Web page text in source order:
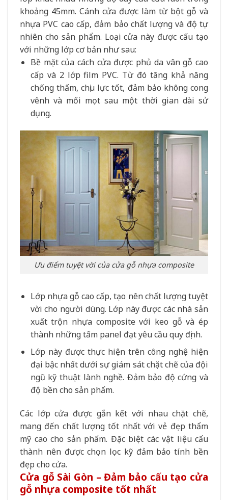
khoảng 45mm. Cánh cửa được làm từ bột gỗ và
nhựa PVC cao cấp, đảm bảo chất lượng và độ tự
nhiên cho sản phẩm. Loại cửa này được cấu tạo
với những lớp cơ bản như sau:
Bề mặt của cách cửa được phủ da vân gỗ cao
cấp và 2 lớp film PVC. Từ đó tăng khả năng
chống thấm, chịu lực tốt, đảm bảo không cong
vênh và mối mọt sau một thời gian dài sử
dụng.
Ưu điểm tuyệt vời của cửa gỗ nhựa composite
Lớp nhựa gỗ cao cấp, tạo nên chất lượng tuyệt
vời cho người dùng. Lớp này được các nhà sản
xuất trộn nhựa composite với keo gỗ và ép
thành những tấm panel đạt yêu cầu quy định.
Lớp này được thực hiện trên công nghệ hiện
đại bậc nhất dưới sự giám sát chặt chẽ của đội
ngũ kỹ thuật lành nghề. Đảm bảo độ cứng và
độ bền cho sản phẩm.
Các lớp cửa được gắn kết với nhau chặt chẽ,
mang đến chất lượng tốt nhất với vẻ đẹp thẩm
mỹ cao cho sản phẩm. Đặc biệt các vật liệu cấu
thành nên được chọn lọc kỹ đảm bảo tính bền
đẹp cho cửa.
Cửa gỗ Sài Gòn – Đảm bảo cấu tạo cửa
gỗ nhựa composite tốt nhất